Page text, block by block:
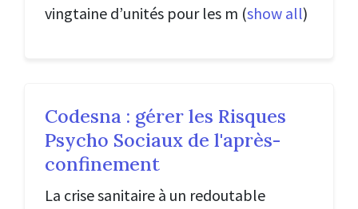
vingtaine d’unités pour les m (show all)
Codesna : gérer les Risques
Psycho Sociaux de l'après-
confinement
La crise sanitaire à un redoutable